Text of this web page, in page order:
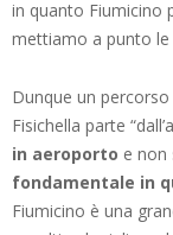
in quanto Fiumicino
mettiamo a punto le
Dunque un
Fisichella parte
in aeroporto e non
fondamentale in
Fiumicino è una